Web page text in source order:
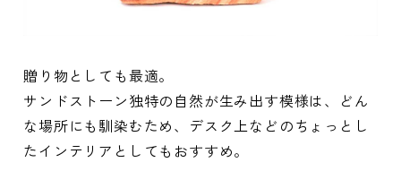
贈り物としても最適。
サンドストーン独特の自然が生み出す模様は、どん
な場所にも馴染むため、デスク上などのちょっとし
たインテリアとしてもおすすめ。